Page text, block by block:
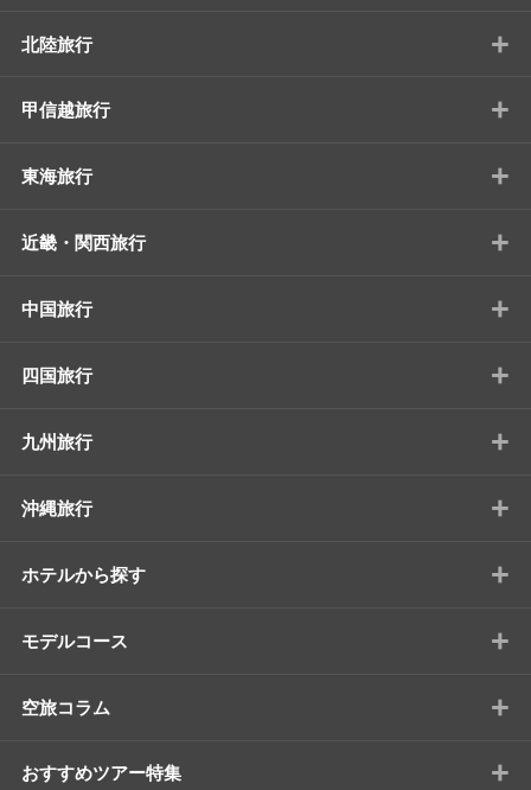
北陸旅行 +
甲信越旅行 +
東海旅行 +
近畿・関西旅行 +
中国旅行 +
四国旅行 +
九州旅行 +
沖縄旅行 +
ホテルから探す +
モデルコース +
空旅コラム +
おすすめツアー特集 +